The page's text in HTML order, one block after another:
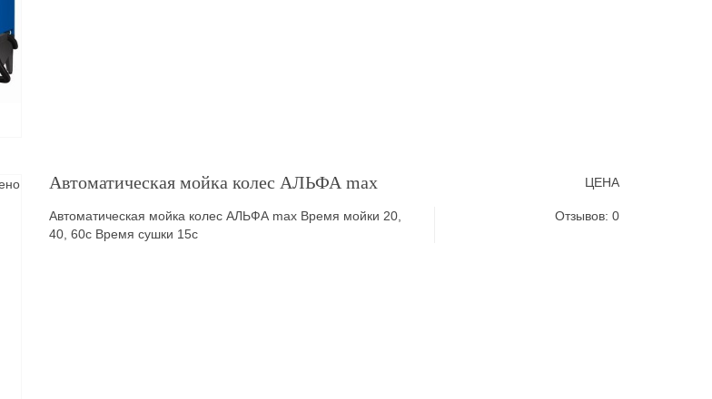
Автоматическая мойка колес АЛЬФА max ЦЕНА
Автоматическая мойка колес АЛЬФА max Время мойки 20,
40, 60с Время сушки 15с
Отзывов: 0